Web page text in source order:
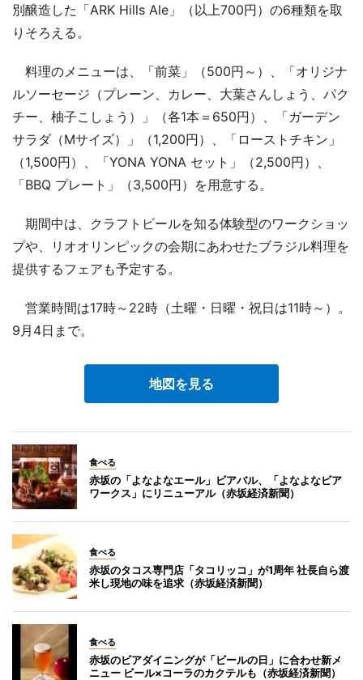
別醸造した「ARK Hills Ale」（以上700円）の6種類を取
りそろえる。
料理のメニューは、「前菜」（500円～）、「オリジナ
ルソーセージ（プレーン、カレー、大葉さんしょう、パク
チー、柚子こしょう）」（各1本＝650円）、「ガーデン
サラダ（Mサイズ）」（1,200円）、「ローストチキン」
（1,500円）、「YONA YONA セット」（2,500円）、
「BBQ プレート」（3,500円）を用意する。
期間中は、クラフトビールを知る体験型のワークショッ
プや、リオオリンピックの会期にあわせたブラジル料理を
提供するフェアも予定する。
営業時間は17時～22時（土曜・日曜・祝日は11時～）。
9月4日まで。
地図を見る
食べる
赤坂の「よなよなエール」ビアバル、「よなよなビア
ワークス」にリニューアル（赤坂経済新聞）
食べる
赤坂のタコス専門店「タコリッコ」が1周年 社長自ら渡
米し現地の味を追求（赤坂経済新聞）
食べる
赤坂のビアダイニングが「ビールの日」に合わせ新メ
ニュー ビール×コーラのカクテルも（赤坂経済新聞）